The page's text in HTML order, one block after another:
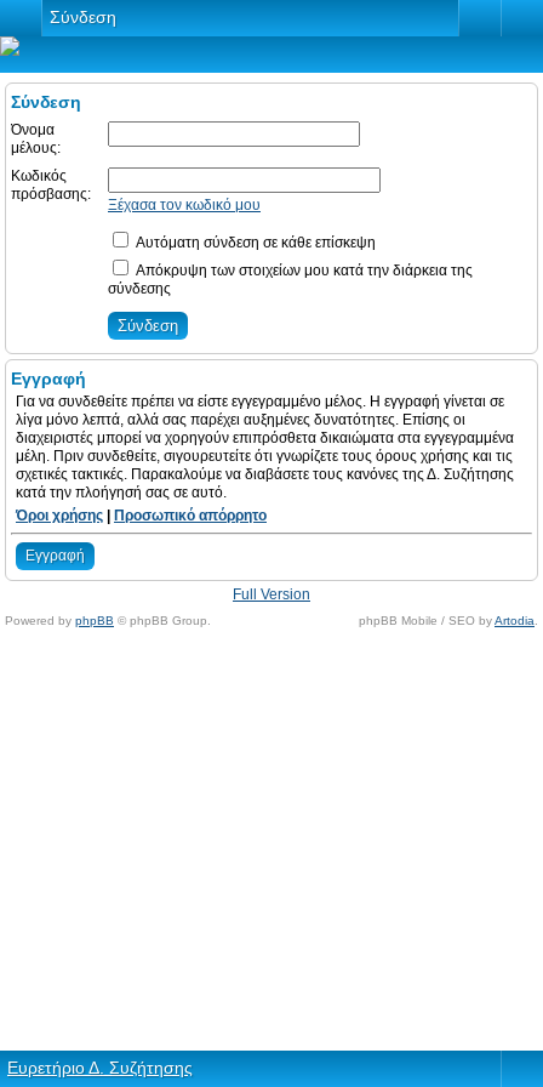
Σύνδεση
Σύνδεση
Όνομα
μέλους:
Κωδικός
πρόσβασης:
Ξέχασα τον κωδικό μου
Αυτόματη σύνδεση σε κάθε επίσκεψη
Απόκρυψη των στοιχείων μου κατά την διάρκεια της
σύνδεσης
Εγγραφή
Για να συνδεθείτε πρέπει να είστε εγγεγραμμένο μέλος. Η εγγραφή γίνεται σε
λίγα μόνο λεπτά, αλλά σας παρέχει αυξημένες δυνατότητες. Επίσης οι
διαχειριστές μπορεί να χορηγούν επιπρόσθετα δικαιώματα στα εγγεγραμμένα
μέλη. Πριν συνδεθείτε, σιγουρευτείτε ότι γνωρίζετε τους όρους χρήσης και τις
σχετικές τακτικές. Παρακαλούμε να διαβάσετε τους κανόνες της Δ. Συζήτησης
κατά την πλοήγησή σας σε αυτό.
Όροι χρήσης
Προσωπικό απόρρητο
Εγγραφή
Full Version
Powered by phpBB © phpBB Group. phpBB Mobile / SEO byArtodia
Ευρετήριο Δ. Συζήτησης